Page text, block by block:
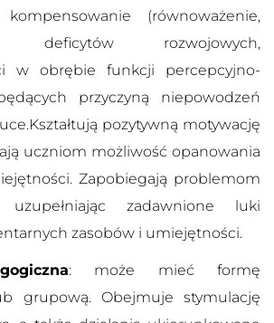
(równoważenie,
deficytów rozwojowych,
w obrębie funkcji percepcyjno-
przyczyną niepowodzeń
pozytywną motywację
uczniom możliwość opanowania
Zapobiegają problemom
uzupełniając zadawnione luki
zasobów i umiejętności.
: może mieć formę
grupową. Obejmuje stymulację